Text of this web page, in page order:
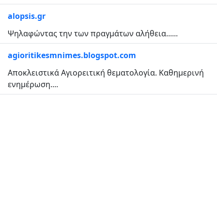
alopsis.gr
Ψηλαφώντας την των πραγμάτων αλήθεια......
agioritikesmnimes.blogspot.com
Αποκλειστικά Αγιορειτική θεματολογία. Καθημερινή
ενημέρωση....